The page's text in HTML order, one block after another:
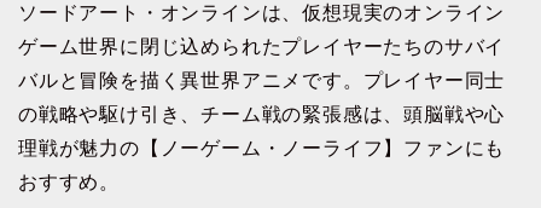
ソードアート・オンラインは、仮想現実のオンライン
ゲーム世界に閉じ込められたプレイヤーたちのサバイ
バルと冒険を描く異世界アニメです。プレイヤー同士
の戦略や駆け引き、チーム戦の緊張感は、頭脳戦や心
理戦が魅力の【ノーゲーム・ノーライフ】ファンにも
おすすめ。